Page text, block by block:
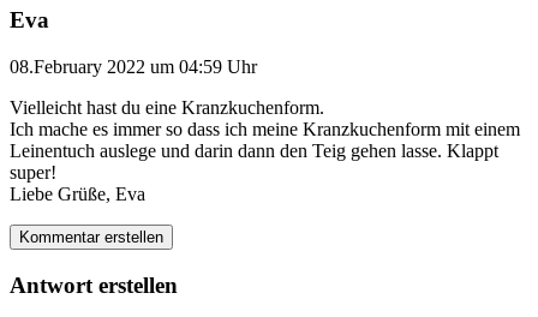
Eva
08.February 2022 um 04:59 Uhr
Vielleicht hast du eine Kranzkuchenform.
Ich mache es immer so dass ich meine Kranzkuchenform mit einem
Leinentuch auslege und darin dann den Teig gehen lasse. Klappt
super!
Liebe Grüße, Eva
Kommentar erstellen
Antwort erstellen